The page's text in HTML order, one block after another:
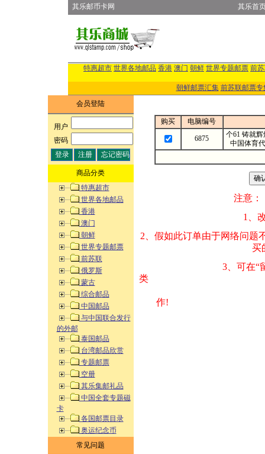
其乐邮币卡网 其乐首
特惠超市 世界各地邮品 香港 澳门 朝鲜 世界专题邮票 前
朝鲜邮票汇集 前苏联邮票专
会员登陆
用户:
密码:
商品分类
特惠超市
世界各地邮品
香港
澳门
朝鲜
世界专题邮票
前苏联
俄罗斯
蒙古
综合邮品
中国邮品
与中国联合发行
的外邮
泰国邮品
台湾邮品欣赏
专题邮票
空册
其乐集邮礼品
中国全套专题磁
卡
各国邮票目录
奥运纪念币
常见问题
购买 电脑编号
6875
个61 铸就
中国体育
注意：
1、改变商品数量
2、假如此订单由
买的邮品的“
3、可在“
类 方式告之
作!